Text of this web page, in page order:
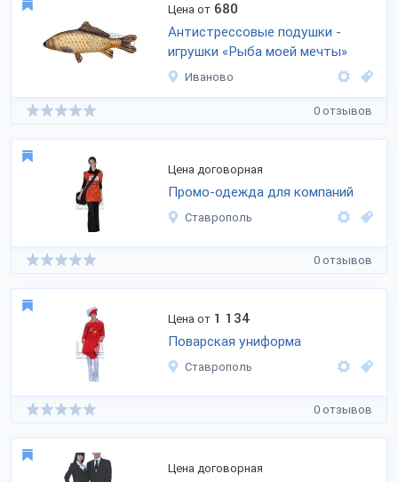
Цена от 680
Антистрессовые подушки -
игрушки «Рыба моей мечты»
Иваново
0 отзывов
Цена договорная
Промо-одежда для компаний
Ставрополь
0 отзывов
Цена от 1 134
Поварская униформа
Ставрополь
0 отзывов
Цена договорная